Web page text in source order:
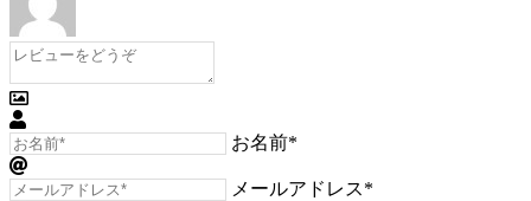
お名前*
メールアドレス*